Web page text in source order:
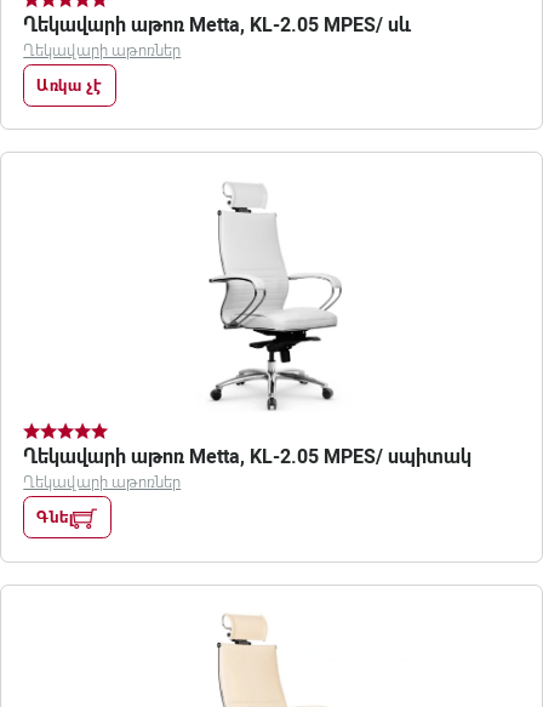
Ղեկավարի աթոռ Metta, KL-2.05 MPES/ սև
Ղեկավարի աթոռներ
Առկա չէ
Ղեկավարի աթոռ Metta, KL-2.05 MPES/ սպիտակ
Ղեկավարի աթոռներ
Գնել